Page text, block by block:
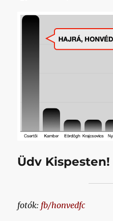
Üdv Kispesten!
fotók: fb/honvedfc